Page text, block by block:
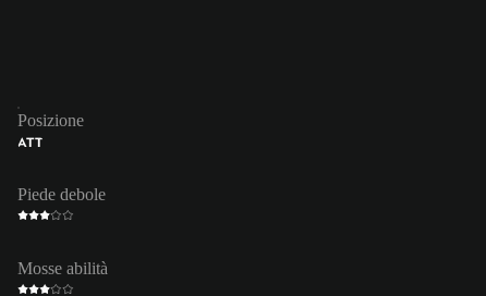
Posizione
ATT
Piede debole
Mosse abilità